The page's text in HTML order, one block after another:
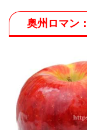
奥州ロマン